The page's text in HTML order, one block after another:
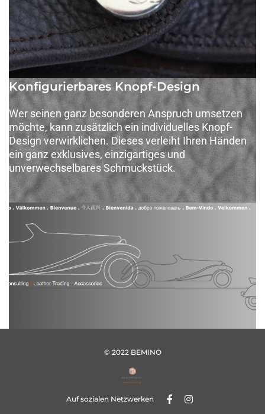
Konfigurierbares Knopf-Design
Wer seinen ganz besonderen Anspruch umsetzen
möchte, kann zusätzlich ein individuelles Knopf-
Design verwirklichen. Dieses verleiht Ihren Händen
ein ganz exklusives, einzigartiges und
unverwechselbares Schmuckstück.
© 2022 BEMINO
Auf sozialen Netzwerken